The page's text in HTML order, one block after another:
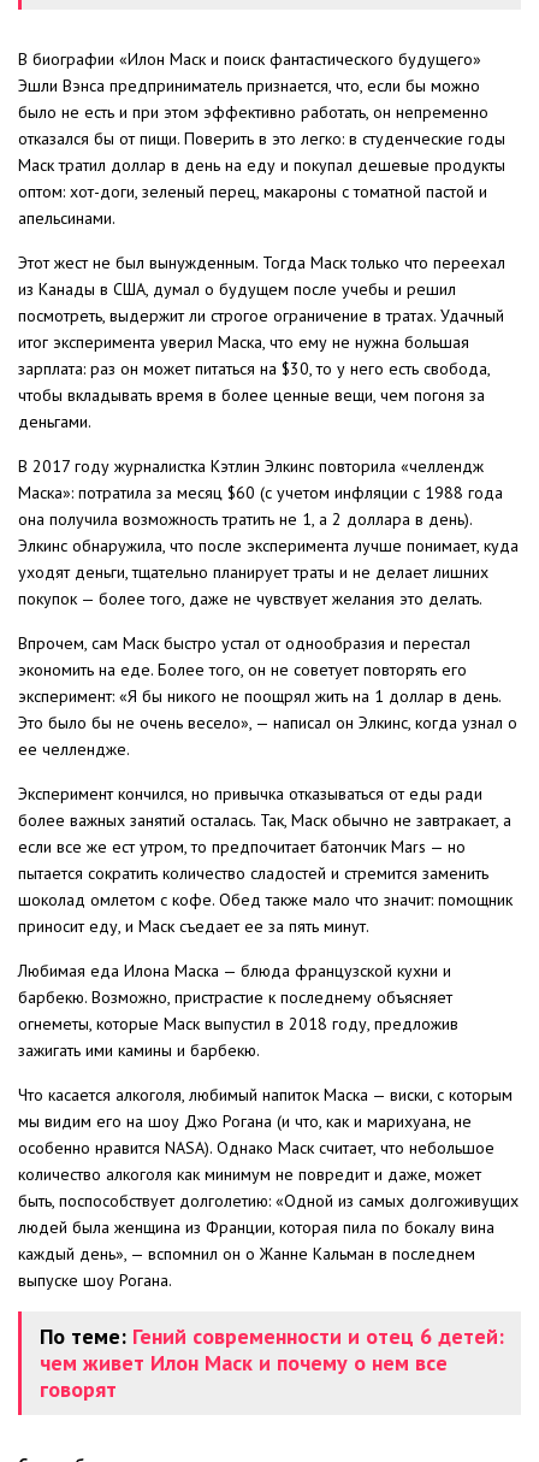
В биографии «Илон Маск и поиск фантастического будущего»
Эшли Вэнса предприниматель признается, что, если бы можно
было не есть и при этом эффективно работать, он непременно
отказался бы от пищи. Поверить в это легко: в студенческие годы
Маск тратил доллар в день на еду и покупал дешевые продукты
оптом: хот-доги, зеленый перец, макароны с томатной пастой и
апельсинами.
Этот жест не был вынужденным. Тогда Маск только что переехал
из Канады в США, думал о будущем после учебы и решил
посмотреть, выдержит ли строгое ограничение в тратах. Удачный
итог эксперимента уверил Маска, что ему не нужна большая
зарплата: раз он может питаться на $30, то у него есть свобода,
чтобы вкладывать время в более ценные вещи, чем погоня за
деньгами.
В 2017 году журналистка Кэтлин Элкинс повторила «челлендж
Маска»: потратила за месяц $60 (с учетом инфляции с 1988 года
она получила возможность тратить не 1, а 2 доллара в день).
Элкинс обнаружила, что после эксперимента лучше понимает, куда
уходят деньги, тщательно планирует траты и не делает лишних
покупок — более того, даже не чувствует желания это делать.
Впрочем, сам Маск быстро устал от однообразия и перестал
экономить на еде. Более того, он не советует повторять его
эксперимент: «Я бы никого не поощрял жить на 1 доллар в день.
Это было бы не очень весело», — написал он Элкинс, когда узнал о
ее челлендже.
Эксперимент кончился, но привычка отказываться от еды ради
более важных занятий осталась. Так, Маск обычно не завтракает, а
если все же ест утром, то предпочитает батончик Mars — но
пытается сократить количество сладостей и стремится заменить
шоколад омлетом с кофе. Обед также мало что значит: помощник
приносит еду, и Маск съедает ее за пять минут.
Любимая еда Илона Маска — блюда французской кухни и
барбекю. Возможно, пристрастие к последнему объясняет
огнеметы, которые Маск выпустил в 2018 году, предложив
зажигать ими камины и барбекю.
Что касается алкоголя, любимый напиток Маска — виски, с которым
мы видим его на шоу Джо Рогана (и что, как и марихуана, не
особенно нравится NASA). Однако Маск считает, что небольшое
количество алкоголя как минимум не повредит и даже, может
быть, поспособствует долголетию: «Одной из самых долгоживущих
людей была женщина из Франции, которая пила по бокалу вина
каждый день», — вспомнил он о Жанне Кальман в последнем
выпуске шоу Рогана.
По теме: Гений современности и отец 6 детей:
чем живет Илон Маск и почему о нем все
говорят